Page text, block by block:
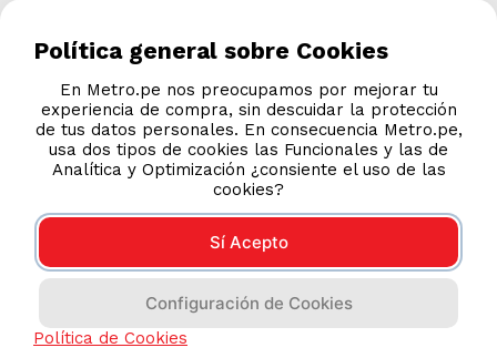
COMPRAS 100% SEGURAS
Esta tienda usa Niubiz para realizar transacciones
electrónicas.
Política general sobre Cookies
En Metro.pe nos preocupamos por mejorar tu
experiencia de compra, sin descuidar la protección
de tus datos personales. En consecuencia Metro.pe,
usa dos tipos de cookies las Funcionales y las de
Analítica y Optimización ¿consiente el uso de las
cookies?
Sí Acepto
Configuración de Cookies
Política de Cookies